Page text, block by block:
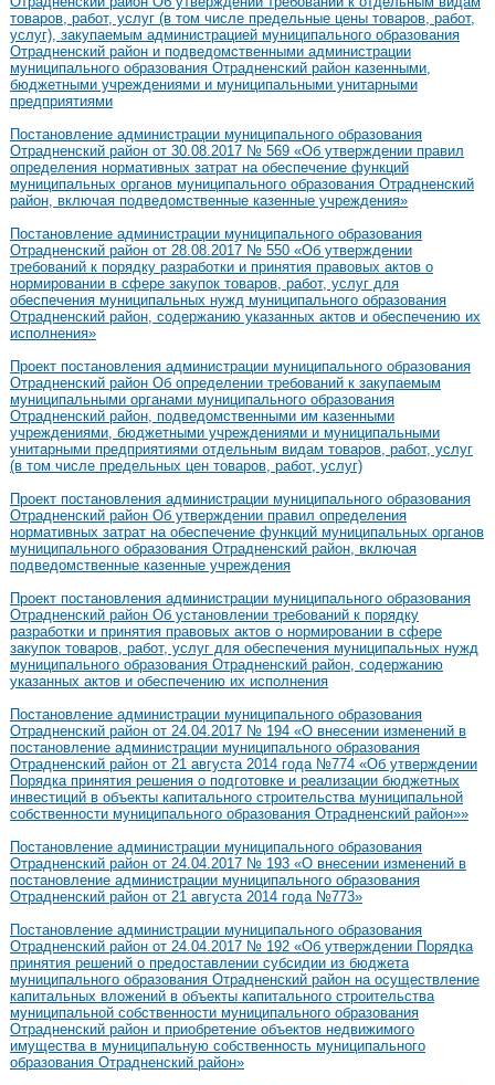
товаров, работ, услуг (в том числе предельные цены товаров, работ,
услуг), закупаемым администрацией муниципального образования
Отрадненский район и подведомственными администрации
муниципального образования Отрадненский район казенными,
бюджетными учреждениями и муниципальными унитарными
предприятиями
Постановление администрации муниципального образования
Отрадненский район от 30.08.2017 № 569 «Об утверждении правил
определения нормативных затрат на обеспечение функций
муниципальных органов муниципального образования Отрадненский
район, включая подведомственные казенные учреждения»
Постановление администрации муниципального образования
Отрадненский район от 28.08.2017 № 550 «Об утверждении
требований к порядку разработки и принятия правовых актов о
нормировании в сфере закупок товаров, работ, услуг для
обеспечения муниципальных нужд муниципального образования
Отрадненский район, содержанию указанных актов и обеспечению их
исполнения»
Проект постановления администрации муниципального образования
Отрадненский район Об определении требований к закупаемым
муниципальными органами муниципального образования
Отрадненский район, подведомственными им казенными
учреждениями, бюджетными учреждениями и муниципальными
унитарными предприятиями отдельным видам товаров, работ, услуг
(в том числе предельных цен товаров, работ, услуг)
Проект постановления администрации муниципального образования
Отрадненский район Об утверждении правил определения
нормативных затрат на обеспечение функций муниципальных органов
муниципального образования Отрадненский район, включая
подведомственные казенные учреждения
Проект постановления администрации муниципального образования
Отрадненский район Об установлении требований к порядку
разработки и принятия правовых актов о нормировании в сфере
закупок товаров, работ, услуг для обеспечения муниципальных нужд
муниципального образования Отрадненский район, содержанию
указанных актов и обеспечению их исполнения
Постановление администрации муниципального образования
Отрадненский район от 24.04.2017 № 194 «О внесении изменений в
постановление администрации муниципального образования
Отрадненский район от 21 августа 2014 года №774 «Об утверждении
Порядка принятия решения о подготовке и реализации бюджетных
инвестиций в объекты капитального строительства муниципальной
собственности муниципального образования Отрадненский район»»
Постановление администрации муниципального образования
Отрадненский район от 24.04.2017 № 193 «О внесении изменений в
постановление администрации муниципального образования
Отрадненский район от 21 августа 2014 года №773»
Постановление администрации муниципального образования
Отрадненский район от 24.04.2017 № 192 «Об утверждении Порядка
принятия решений о предоставлении субсидии из бюджета
муниципального образования Отрадненский район на осуществление
капитальных вложений в объекты капитального строительства
муниципальной собственности муниципального образования
Отрадненский район и приобретение объектов недвижимого
имущества в муниципальную собственность муниципального
образования Отрадненский район»